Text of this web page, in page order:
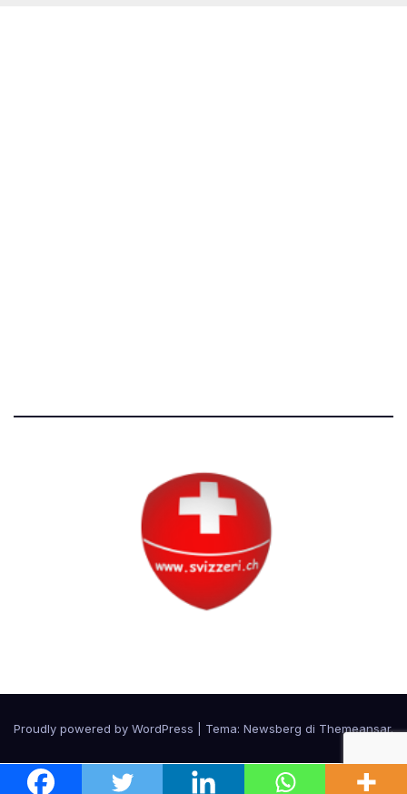
Proudly powered by WordPress Tema: Newsberg di Themeansar.